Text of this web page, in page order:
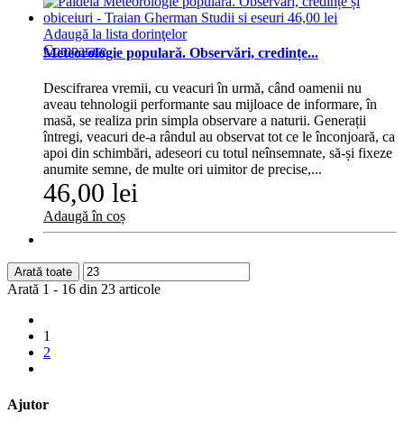
Adaugă la lista dorinţelor
Comparare
Meteorologie populară. Observări, credințe...
Descifrarea vremii, cu veacuri în urmă, când oamenii nu
aveau tehnologii performante sau mijloace de informare, în
masă, se realiza prin simpla observare a naturii. Generații
întregi, veacuri de‑a rândul au observat tot ce le înconjoară, ca
apoi din schimbări, adeseori cu totul neînsemnate, să‑și fixeze
anumite semne, de multe ori uimitor de precise,...
46,00 lei
Adaugă în coș
Arată toate
Arată 1 - 16 din 23 articole
1
2
Ajutor